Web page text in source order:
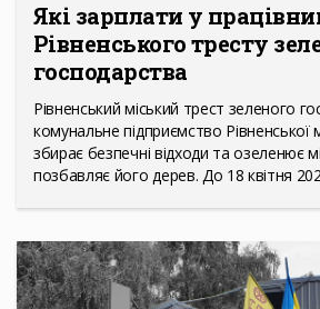
Які зарплати у
Рівненського тресту
господарства
Рівненський міський трест зеленого
комунальне підприємство Рівненської
збирає безпечні відходи та озеленює
позбавляє його дерев. До 18 квітня